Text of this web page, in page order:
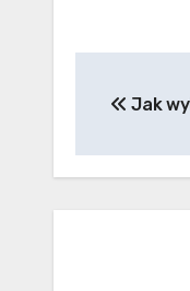
wpisu
Jak